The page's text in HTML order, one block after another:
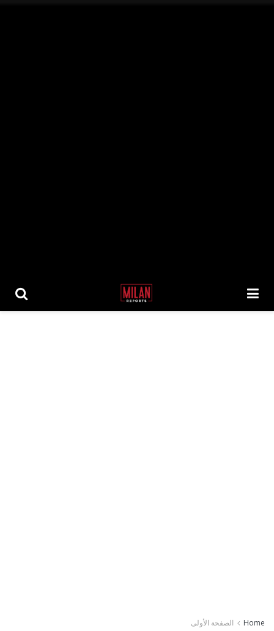
Home الصفحة الأولى